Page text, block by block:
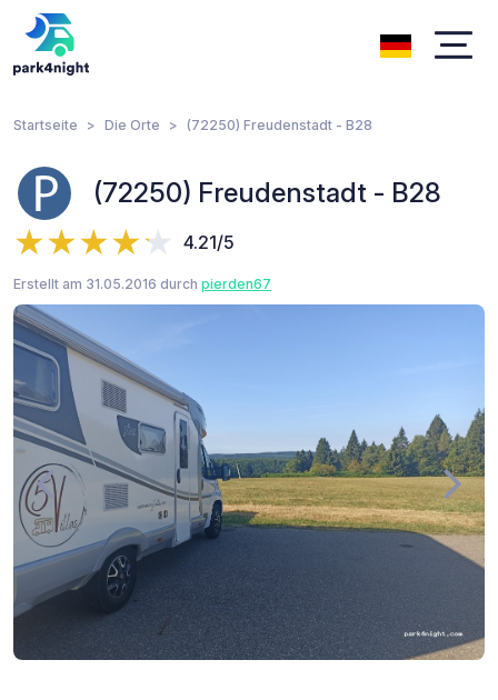
Startseite Die Orte (72250) Freudenstadt - B28
(72250) Freudenstadt - B28
4.21/5
Erstellt am 31.05.2016 durch pierden67